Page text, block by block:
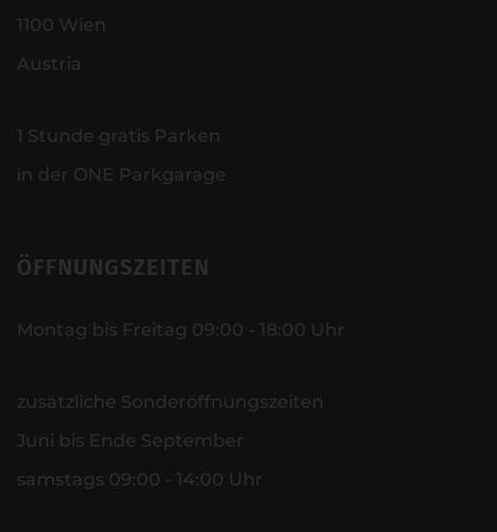
1100 Wien
Austria
1 Stunde gratis Parken
in der ONE Parkgarage
ÖFFNUNGSZEITEN
Montag bis Freitag 09:00 - 18:00 Uhr
zusätzliche Sonderöffnungszeiten
Juni bis Ende September
samstags 09:00 - 14:00 Uhr